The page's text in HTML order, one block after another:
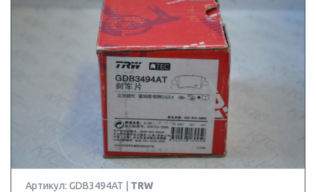
Артикул: GDB3494AT | TRW